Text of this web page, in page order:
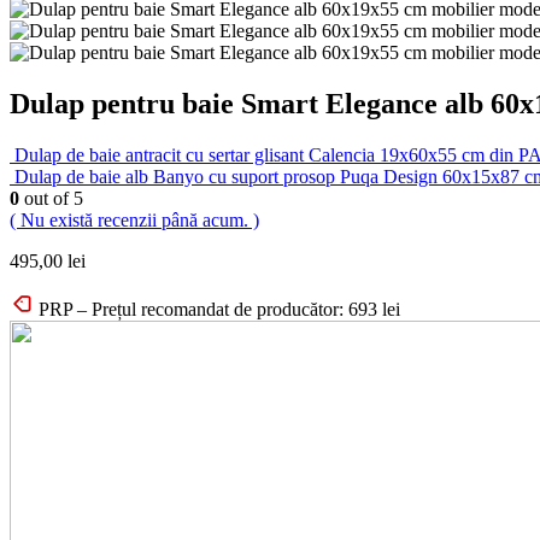
Dulap pentru baie Smart Elegance alb
Dulap de baie antracit cu sertar glisant Calencia 19x60x55 cm din
Dulap de baie alb Banyo cu suport prosop Puqa Design 60x15x87
0 out of 5
( Nu există recenzii până acum. )
495,00 lei
PRP – Prețul recomandat de producător: 693 lei